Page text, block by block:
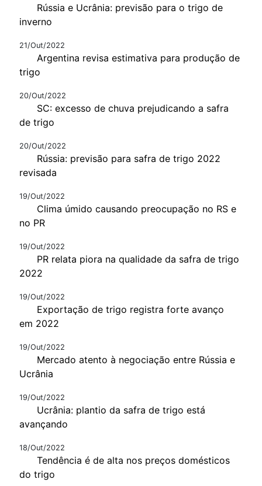
Rússia e Ucrânia: previsão para o trigo de
inverno
21/Out/2022
Argentina revisa estimativa para produção de
trigo
20/Out/2022
SC: excesso de chuva prejudicando a safra
de trigo
20/Out/2022
Rússia: previsão para safra de trigo 2022
revisada
19/Out/2022
Clima úmido causando preocupação no RS e
no PR
19/Out/2022
PR relata piora na qualidade da safra de trigo
2022
19/Out/2022
Exportação de trigo registra forte avanço
em 2022
19/Out/2022
Mercado atento à negociação entre Rússia e
Ucrânia
19/Out/2022
Ucrânia: plantio da safra de trigo está
avançando
18/Out/2022
Tendência é de alta nos preços domésticos
do trigo